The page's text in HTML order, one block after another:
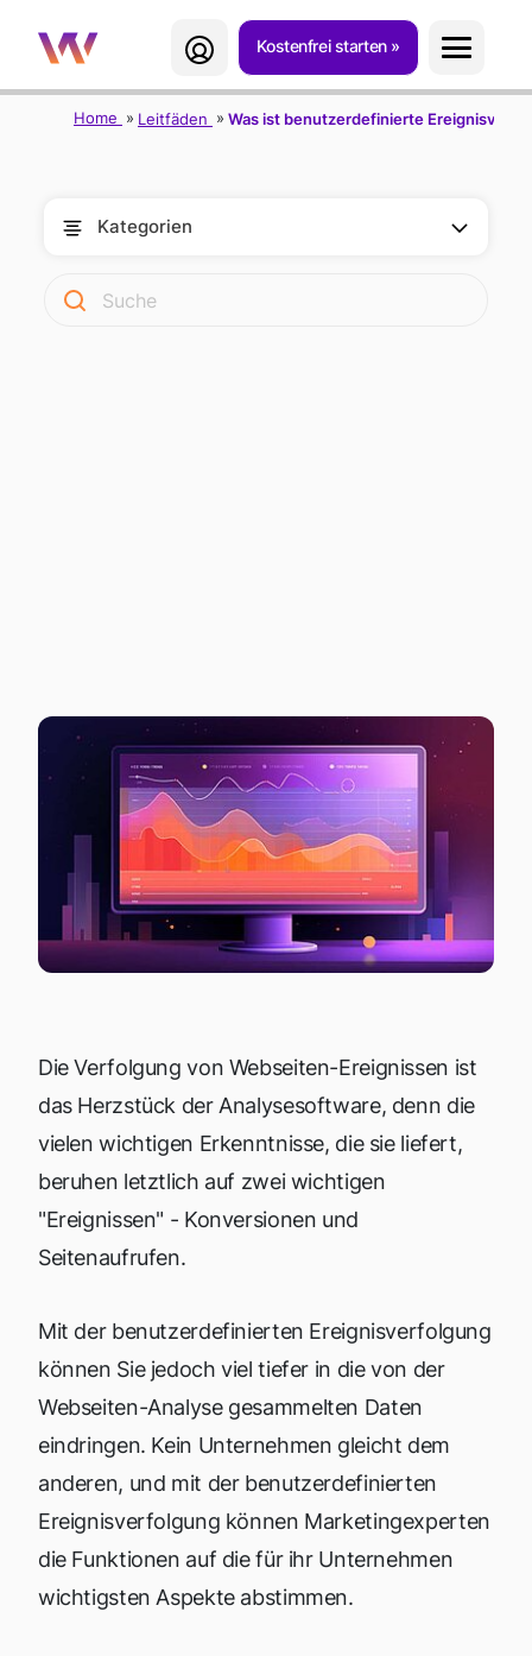
Kostenfrei starten
Home Leitfäden Was ist benutzerdefinierte
Kategorien
Die Verfolgung von Webseiten-Ereignissen ist
das Herzstück der Analysesoftware, denn die
vielen wichtigen Erkenntnisse, die sie liefert,
beruhen letztlich auf zwei wichtigen
"Ereignissen" - Konversionen und
Seitenaufrufen.
Mit der benutzerdefinierten Ereignisverfolgung
können Sie jedoch viel tiefer in die von der
Webseiten-Analyse gesammelten Daten
eindringen. Kein Unternehmen gleicht dem
anderen, und mit der benutzerdefinierten
Ereignisverfolgung können Marketingexperten
die Funktionen auf die für ihr Unternehmen
wichtigsten Aspekte abstimmen.